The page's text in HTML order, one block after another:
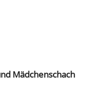
Mädchenschach